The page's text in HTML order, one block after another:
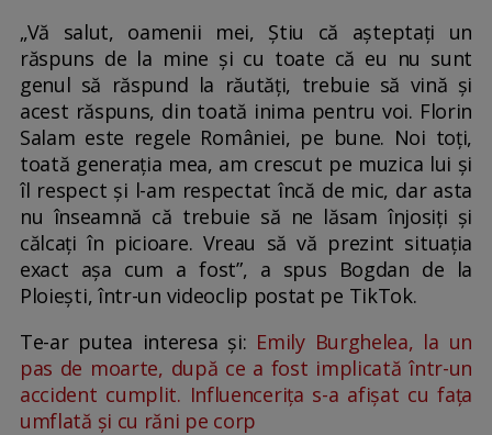
„Vă salut, oamenii mei, Știu că așteptați un
răspuns de la mine și cu toate că eu nu sunt
genul să răspund la răutăți, trebuie să vină și
acest răspuns, din toată inima pentru voi. Florin
Salam este regele României, pe bune. Noi toți,
toată generația mea, am crescut pe muzica lui și
îl respect și l-am respectat încă de mic, dar asta
nu înseamnă că trebuie să ne lăsam înjosiți și
călcați în picioare. Vreau să vă prezint situația
exact așa cum a fost”, a spus Bogdan de la
Ploiești, într-un videoclip postat pe TikTok.
Te-ar putea interesa și: Emily Burghelea, la un
pas de moarte, după ce a fost implicată într-un
accident cumplit. Influencerița s-a afișat cu fața
umflată și cu răni pe corp